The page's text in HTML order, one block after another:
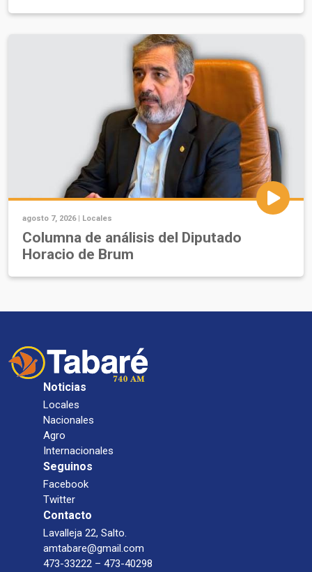
agosto 7, 2026 | Locales
Columna de análisis del Diputado
Horacio de Brum
Noticias
Locales
Nacionales
Agro
Internacionales
Seguinos
Facebook
Twitter
Contacto
Lavalleja 22, Salto.
amtabare@gmail.com
473-33222 – 473-40298